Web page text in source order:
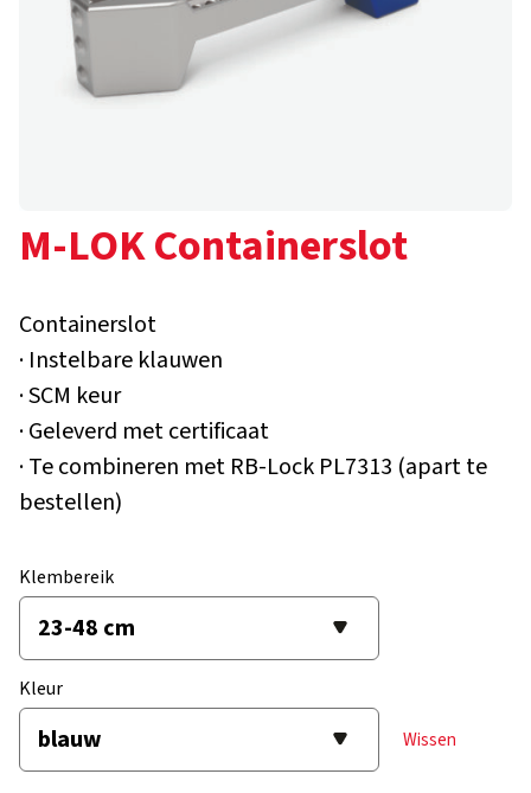
M-LOK Containerslot
Containerslot
· Instelbare klauwen
· SCM keur
· Geleverd met certificaat
· Te combineren met RB-Lock PL7313 (apart te
bestellen)
Klembereik
Kleur
Wissen